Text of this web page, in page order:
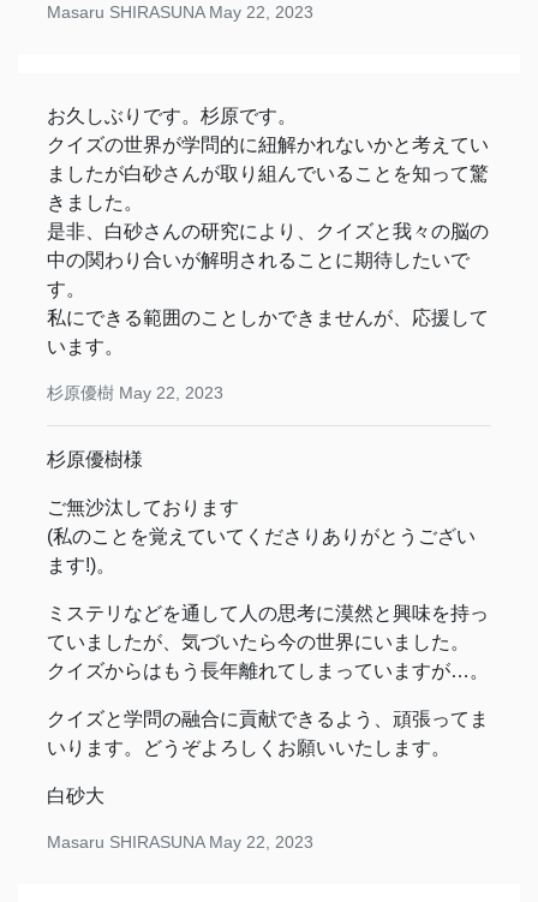
Masaru SHIRASUNA May 22, 2023
お久しぶりです。杉原です。
クイズの世界が学問的に紐解かれないかと考えてい
ましたが白砂さんが取り組んでいることを知って驚
きました。
是非、白砂さんの研究により、クイズと我々の脳の
中の関わり合いが解明されることに期待したいで
す。
私にできる範囲のことしかできませんが、応援して
います。
杉原優樹 May 22, 2023
杉原優樹様
ご無沙汰しております
(私のことを覚えていてくださりありがとうござい
ます!)。
ミステリなどを通して人の思考に漠然と興味を持っ
ていましたが、気づいたら今の世界にいました。
クイズからはもう長年離れてしまっていますが…。
クイズと学問の融合に貢献できるよう、頑張ってま
いります。どうぞよろしくお願いいたします。
白砂大
Masaru SHIRASUNA May 22, 2023